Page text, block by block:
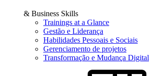
& Business Skills
Trainings at a Glance
Gestão e Liderança
Habilidades Pessoais e Sociais
Gerenciamento de projetos
Transformação e Mudança Digital